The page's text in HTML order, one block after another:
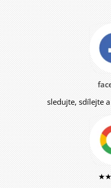
sledujte, sdílejte